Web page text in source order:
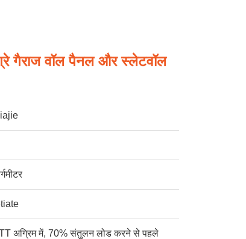
गैराज वॉल पैनल और स्लेटवॉल
अग्रिम में, 70% संतुलन लोड करने से पहले